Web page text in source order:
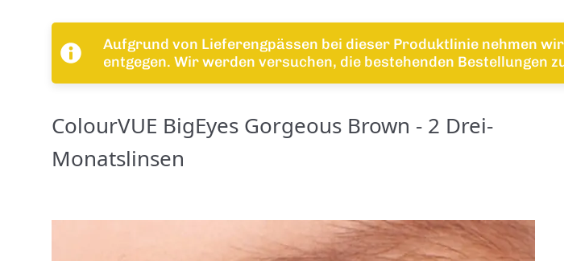
Aufgrund von Lieferengpässen bei dieser Produktlinie nehmen
entgegen. Wir werden versuchen, die bestehenden Bestellungen
ColourVUE BigEyes Gorgeous Brown - 2 Drei-
Monatslinsen